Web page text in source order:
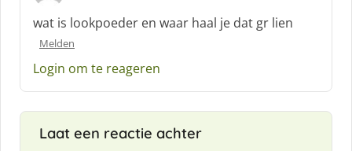
h
e
:
wat is lookpoeder en waar haal je dat gr lien
Melden
Login om te reageren
Laat een reactie achter